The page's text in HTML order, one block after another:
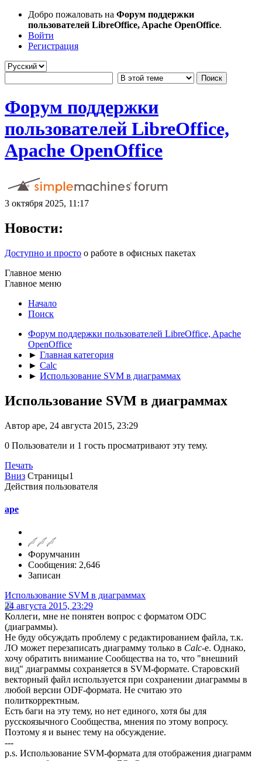
Добро пожаловать на Форум поддержки
пользователей LibreOffice, Apache OpenOffice.
Войти
Регистрация
Форум поддержки
пользователей LibreOffice,
Apache OpenOffice
3 октября 2025, 11:17
Новости:
Доступно и просто о работе в офисных пакетах
Главное меню
Главное меню
Начало
Поиск
Форум поддержки пользователей LibreOffice, Apache
OpenOffice
► Главная категория
► Calc
► Использование SVM в диаграммах
Использование SVM в диаграммах
Автор ape, 24 августа 2015, 23:29
0 Пользователи и 1 гость просматривают эту тему.
Печать
Вниз Страницы1
Действия пользователя
ape
Форумчанин
Сообщения: 2,646
Записан
Использование SVM в диаграммах
24 августа 2015, 23:29
Коллеги, мне не понятен вопрос с форматом ODC
(диаграммы).
Не буду обсуждать проблему с редактированием файла, т.к.
ЛО может перезаписать диаграмму только в Calc-е. Однако,
хочу обратить внимание Сообщества на то, что "внешний
вид" диаграммы сохраняется в SVM-формате. Старовский
векторный файл используется при сохранении диаграммы в
любой версии ODF-формата. Не считаю это
политкорректным.
Есть баги на эту тему, но нет единого, хотя бы для
русскоязычного Сообщества, мнения по этому вопросу.
Поэтому я и вынес тему на обсуждение.
---
p.s. Использование SVM-формата для отображения диаграмм